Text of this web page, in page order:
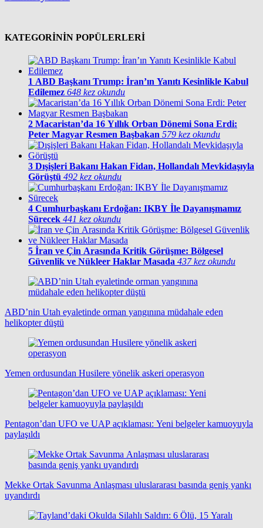
KATEGORİNİN POPÜLERLERİ
1 ABD Başkanı Trump: İran’ın Yanıtı Kesinlikle Kabul
Edilemez 648 kez okundu
2 Macaristan’da 16 Yıllık Orban Dönemi Sona Erdi:
Peter Magyar Resmen Başbakan 579 kez okundu
3 Dışişleri Bakanı Hakan Fidan, Hollandalı Mevkidaşıyla
Görüştü 492 kez okundu
4 Cumhurbaşkanı Erdoğan: IKBY İle Dayanışmamız
Sürecek 441 kez okundu
5 İran ve Çin Arasında Kritik Görüşme: Bölgesel
Güvenlik ve Nükleer Haklar Masada 437 kez okundu
ABD’nin Utah eyaletinde orman yangınına müdahale eden
helikopter düştü
Yemen ordusundan Husilere yönelik askeri operasyon
Pentagon’dan UFO ve UAP açıklaması: Yeni belgeler kamuoyuyla
paylaşıldı
Mekke Ortak Savunma Anlaşması uluslararası basında geniş yankı
uyandırdı